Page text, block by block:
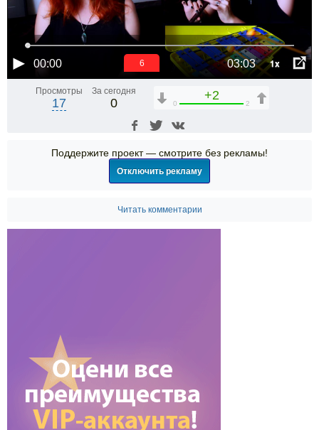
00:00 03:03 1x
6
Просмотры
17
За сегодня
0
+2
0 2
Поддержите проект — смотрите без рекламы!
Отключить рекламу
Читать комментарии